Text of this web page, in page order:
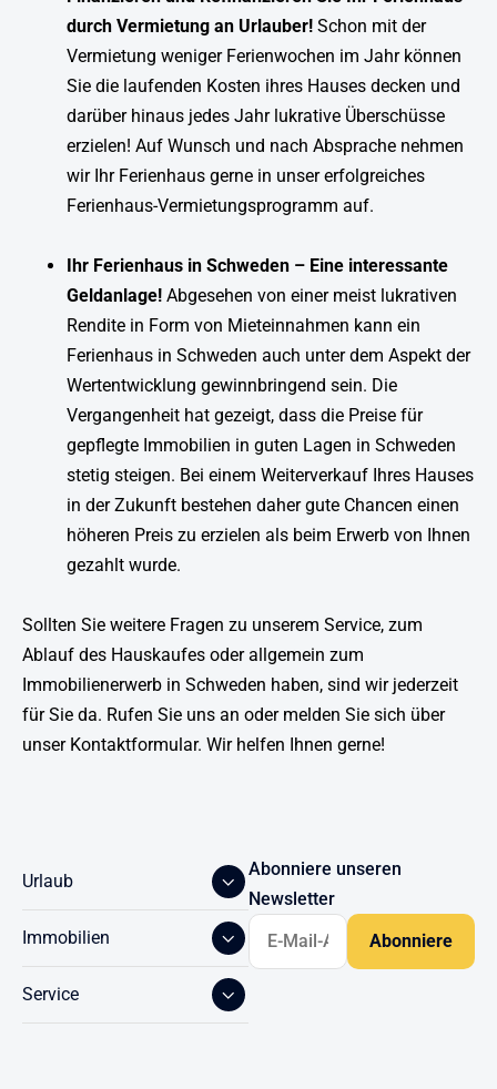
durch Vermietung an Urlauber! Schon mit der
Vermietung weniger Ferienwochen im Jahr können
Sie die laufenden Kosten ihres Hauses decken und
darüber hinaus jedes Jahr lukrative Überschüsse
erzielen! Auf Wunsch und nach Absprache nehmen
wir Ihr Ferienhaus gerne in unser erfolgreiches
Ferienhaus-Vermietungsprogramm auf.
Ihr Ferienhaus in Schweden – Eine interessante
Geldanlage! Abgesehen von einer meist lukrativen
Rendite in Form von Mieteinnahmen kann ein
Ferienhaus in Schweden auch unter dem Aspekt der
Wertentwicklung gewinnbringend sein. Die
Vergangenheit hat gezeigt, dass die Preise für
gepflegte Immobilien in guten Lagen in Schweden
stetig steigen. Bei einem Weiterverkauf Ihres Hauses
in der Zukunft bestehen daher gute Chancen einen
höheren Preis zu erzielen als beim Erwerb von Ihnen
gezahlt wurde.
Sollten Sie weitere Fragen zu unserem Service, zum
Ablauf des Hauskaufes oder allgemein zum
Immobilienerwerb in Schweden haben, sind wir jederzeit
für Sie da. Rufen Sie uns an oder melden Sie sich über
unser Kontaktformular. Wir helfen Ihnen gerne!
Urlaub
Immobilien
Service
Abonniere unseren
Newsletter